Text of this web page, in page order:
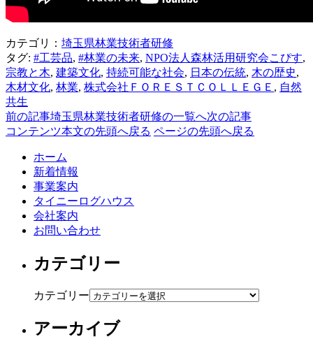
カテゴリ： 埼玉県林業技術者研修
タグ: #工芸品, #林業の未来, NPO法人森林活用研究会こぴす,
宗教と木, 建築文化, 持続可能な社会, 日本の伝統, 木の歴史,
木材文化, 林業, 株式会社ＦＯＲＥＳＴＣＯＬＬＥＧＥ , 自然
共生
前の記事埼玉県林業技術者研修の一覧へ次の記事
コンテンツ本文の先頭へ戻る ページの先頭へ戻る
ホーム
新着情報
事業案内
タイニーログハウス
会社案内
お問い合わせ
カテゴリー
カテゴリー
アーカイブ